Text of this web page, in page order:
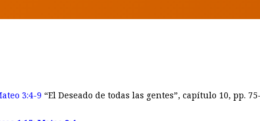
3:4-9 “El Deseado de todas las gentes”, capítulo 10, pp.